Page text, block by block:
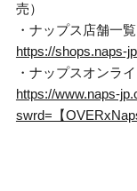
売）
・ナップス店舗一覧
https://shops.naps-
・ナップスオンラ
https://www.naps-
swrd=【